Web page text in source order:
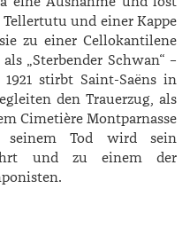
und einer Kappe
zu einer Cellokantilene
„Sterbender Schwan“ –
stirbt Saint-Saëns in
den Trauerzug, als
Cimetière Montparnasse
Tod wird sein
und zu einem der